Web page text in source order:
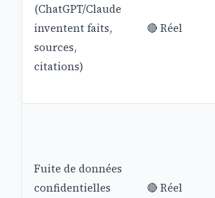
(ChatGPT/Claude
inventent faits,
sources,
citations)
🔴 Réel
Fuite de données
confidentielles
🔴 Réel